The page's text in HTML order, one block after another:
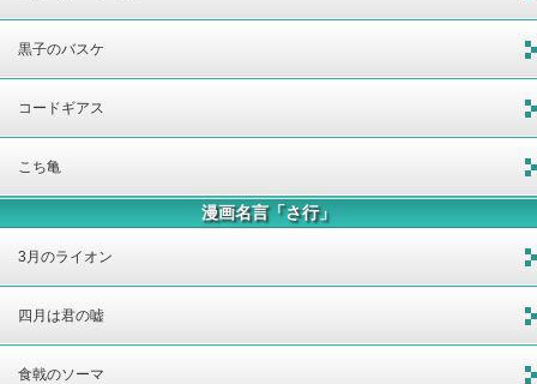
黒子のバスケ
コードギアス
こち亀
漫画名言「さ行」
3月のライオン
四月は君の嘘
食戟のソーマ